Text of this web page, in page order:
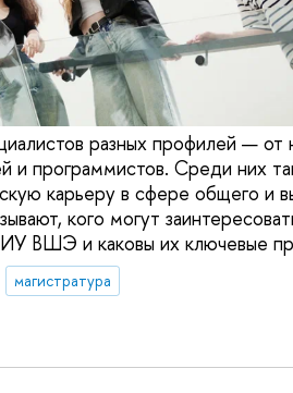
разных профилей — от
и программистов. Среди них
карьеру в сфере общего и
кого могут
ВШЭ и каковы их ключевые
магистратура